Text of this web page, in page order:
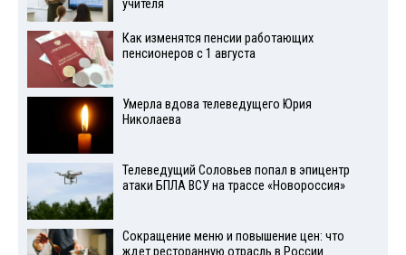
учителя
Как изменятся пенсии работающих
пенсионеров с 1 августа
Умерла вдова телеведущего Юрия
Николаева
Телеведущий Соловьев попал в эпицентр
атаки БПЛА ВСУ на трассе «Новороссия»
Сокращение меню и повышение цен: что
ждет ресторанную отрасль в России